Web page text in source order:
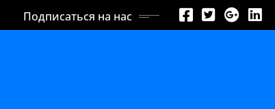
Подписаться на нас